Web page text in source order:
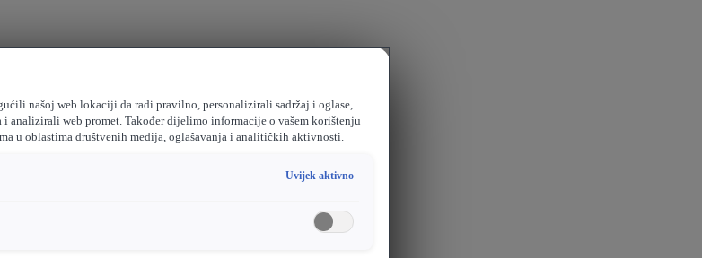
našoj web lokaciji da radi pravilno, personalizirali sadržaj i oglase,
analizirali web promet. Također dijelimo informacije o vašem korištenju
u oblastima društvenih medija, oglašavanja i analitičkih aktivnosti.
Uvijek aktivno